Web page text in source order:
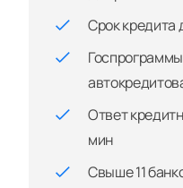
Срок кредита
Ответ
мин
Свыше 11